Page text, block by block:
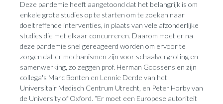
Deze pandemie heeft aangetoond dat het belangrijk is om
enkele grote studies op te starten om te zoeken naar
doeltreffende interventies, in plaats van vele afzonderlijke
studies die met elkaar concurreren. Daarom moet er na
deze pandemie snel gereageerd worden om ervoor te
zorgen dat er mechanismen zijn voor schaalvergroting en
samenwerking, zo zeggen prof. Herman Goossens en zijn
collega's Marc Bonten en Lennie Derde van het
Universitair Medisch Centrum Utrecht, en Peter Horby van
de University of Oxford. “Er moet een Europese autoriteit